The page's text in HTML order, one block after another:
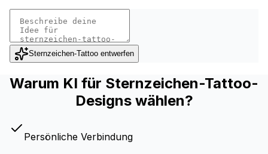
Sternzeichen-Tattoo entwerfen
Warum KI für Sternzeichen-Tattoo-
Designs wählen?
Persönliche Verbindung